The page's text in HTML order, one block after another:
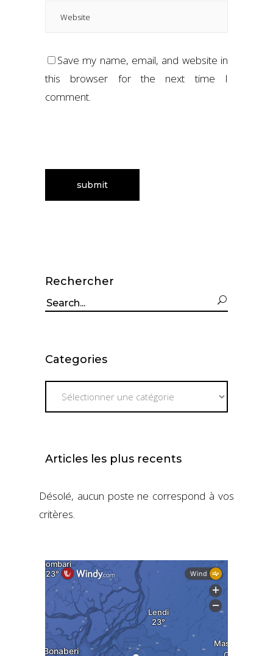
Save my name, email, and website in
this browser for the next time I
comment.
Rechercher
Search
Categories
Categories
Articles les plus recents
Désolé, aucun poste ne correspond à vos
critères.